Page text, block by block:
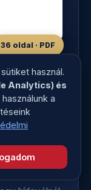
36 oldal · PDF
szedi
használ.
Analytics) és
használunk a